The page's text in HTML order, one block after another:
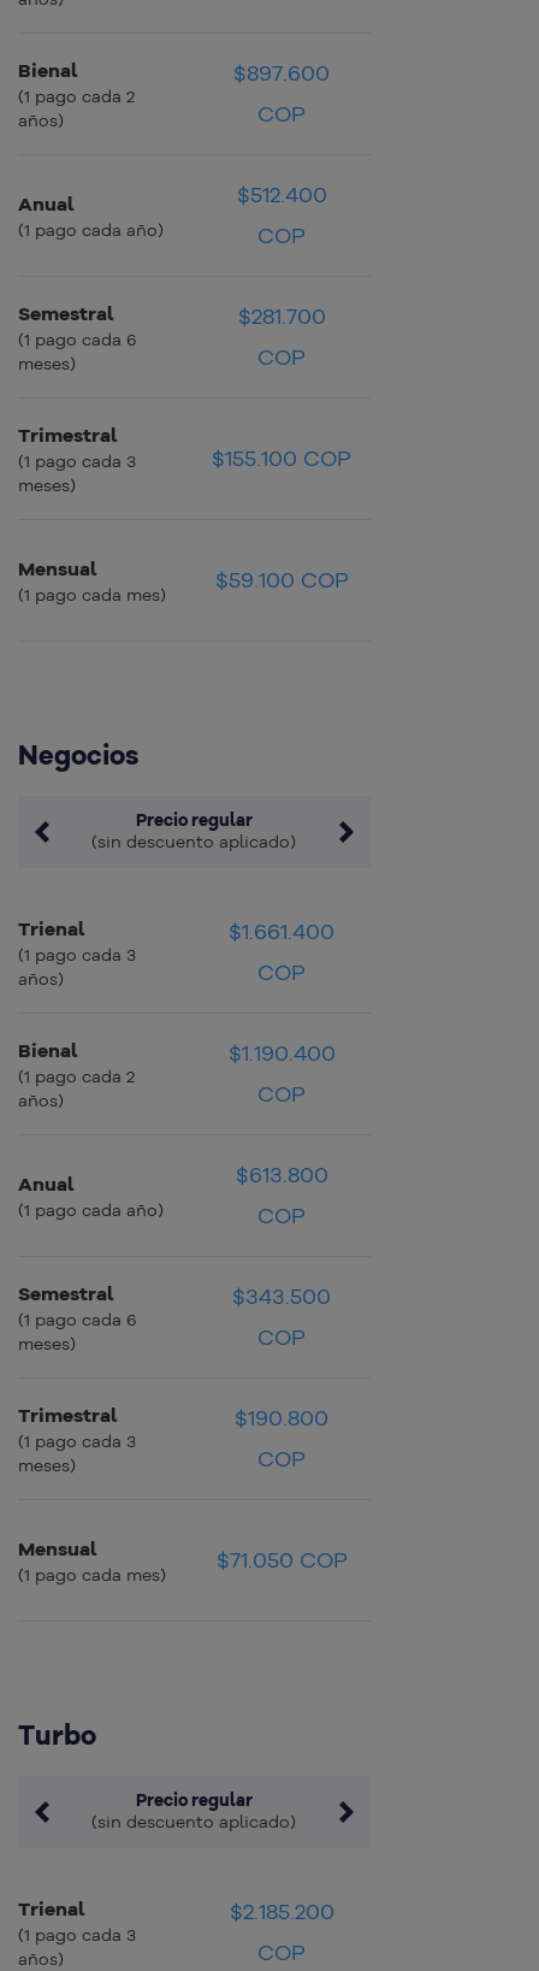
Bienal
(1 pago cada 2
años)
Anual
(1 pago cada año)
Semestral
(1 pago cada 6
meses)
Trimestral
(1 pago cada 3
meses)
Mensual
(1 pago cada mes)
$37.400 COP
$42.700 COP
$46.950 COP
$51.700 COP
$59.100 COP
$897.600
COP
$512.400
COP
$281.700
COP
$155.100 COP
$59.100 COP
Negocios
Precio regular
(sin descuento aplicado)
Trienal
(1 pago cada 3
años)
Bienal
(1 pago cada 2
años)
Anual
(1 pago cada año)
Semestral
(1 pago cada 6
meses)
Trimestral
(1 pago cada 3
meses)
Mensual
(1 pago cada mes)
$46.150 COP
$49.600
$51.150 COP
$57.250 COP
$63.600
$71.050 COP
$1.661.400
COP
$1.190.400
COP
$613.800
COP
$343.500
COP
$190.800
COP
$71.050 COP
Turbo
Precio regular
(sin descuento aplicado)
Trienal
(1 pago cada 3
años)
$60.700 COP
$2.185.200
COP